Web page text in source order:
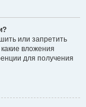
или запретить
вложения
для получения